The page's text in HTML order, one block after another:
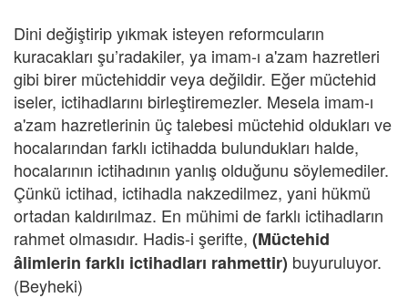
Dini değiştirip yıkmak isteyen reformcuların
kuracakları şu’radakiler, ya imam-ı a'zam hazretleri
gibi birer müctehiddir veya değildir. Eğer müctehid
iseler, ictihadlarını birleştiremezler. Mesela imam-ı
a'zam hazretlerinin üç talebesi müctehid oldukları ve
hocalarından farklı ictihadda bulundukları halde,
hocalarının ictihadının yanlış olduğunu söylemediler.
Çünkü ictihad, ictihadla nakzedilmez, yani hükmü
ortadan kaldırılmaz. En mühimi de farklı ictihadların
rahmet olmasıdır. Hadis-i şerifte, (Müctehid
âlimlerin farklı ictihadları rahmettir) buyuruluyor.
(Beyheki)